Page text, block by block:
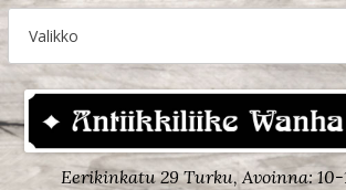
Eerikinkatu 29 Turku, Avoinna: 10-